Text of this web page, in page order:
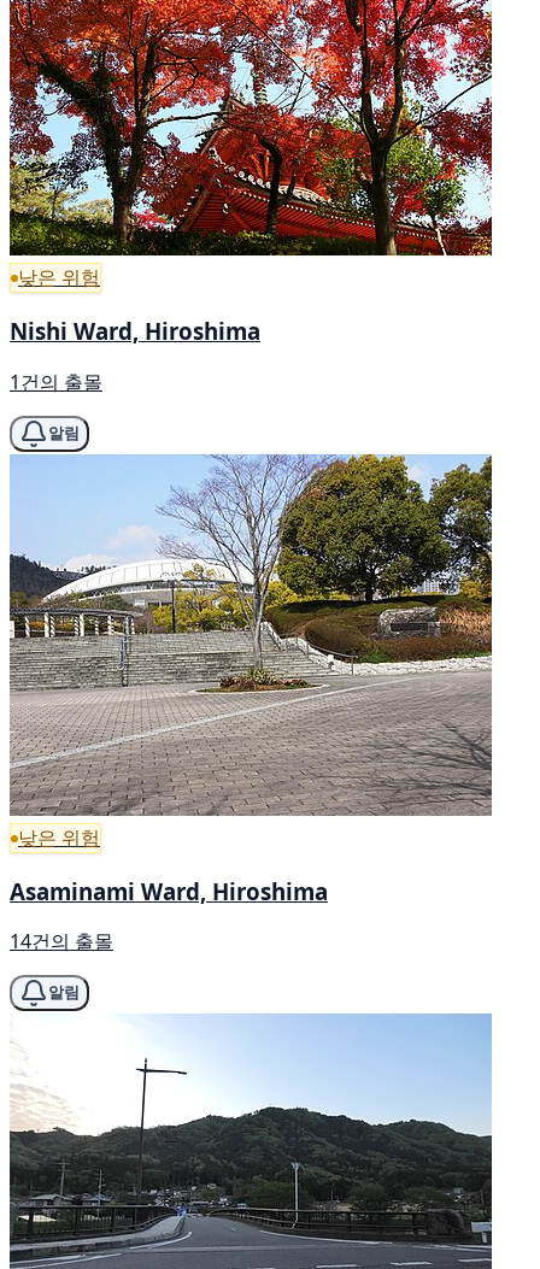
낮은 위험
Nishi Ward, Hiroshima
1건의 출몰
알림
낮은 위험
Asaminami Ward, Hiroshima
14건의 출몰
알림